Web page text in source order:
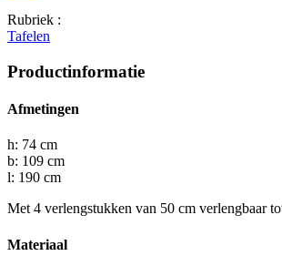
Rubriek :
Tafelen
Productinformatie
Afmetingen
h: 74 cm
b: 109 cm
l: 190 cm
Met 4 verlengstukken van 50 cm verlengbaar
Materiaal